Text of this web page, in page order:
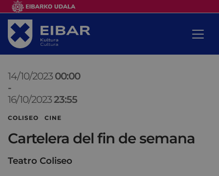
14/10/2023 00:00
-
16/10/202323:55
COLISEO CINE
Cartelera del fin de semana
Teatro Coliseo